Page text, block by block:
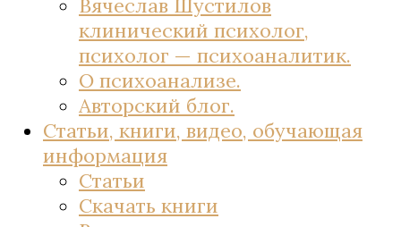
Вячеслав Шустилов
клинический психолог,
психолог — психоаналитик.
О психоанализе.
Авторский блог.
Статьи, книги, видео, обучающая
информация
Статьи
Скачать книги